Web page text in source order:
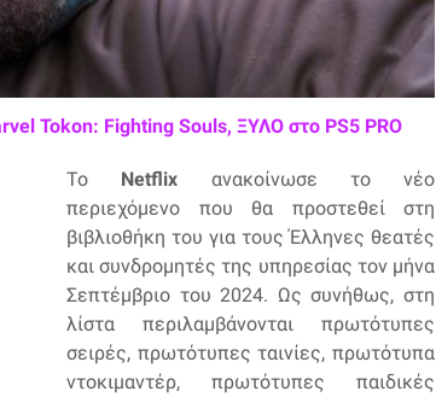
Tokon: Fighting Souls, ΞΥΛΟ στο PS5 PRO
Το Netflix ανακοίνωσε το νέο
περιεχόμενο που θα προστεθεί στη
βιβλιοθήκη του για τους Έλληνες θεατές
και συνδρομητές της υπηρεσίας τον μήνα
Σεπτέμβριο του 2024. Ως συνήθως, στη
λίστα περιλαμβάνονται πρωτότυπες
σειρές, πρωτότυπες ταινίες, πρωτότυπα
ντοκιμαντέρ, πρωτότυπες παιδικές